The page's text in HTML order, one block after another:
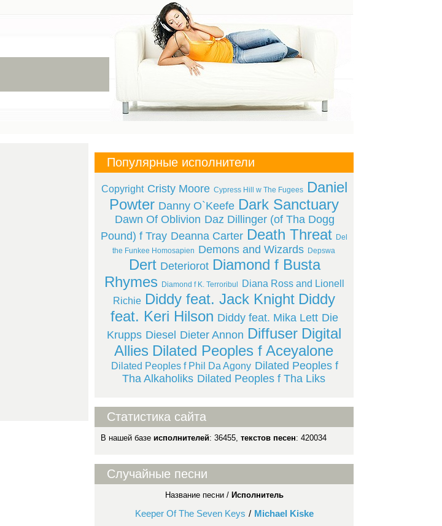
Популярные исполнители
Copyright Cristy Moore Cypress Hill w The Fugees Daniel
Powter Danny O`Keefe Dark Sanctuary
Dawn Of Oblivion Daz Dillinger (of Tha Dogg
Pound) f Tray Deanna Carter Death Threat Del
the Funkee Homosapien Demons and Wizards Depswa
Dert Deteriorot Diamond f Busta
Rhymes
Diamond f K. Terroribul
Diana Ross and Lionell
Richie Diddy feat. Jack Knight Diddy
feat. Keri Hilson Diddy feat. Mika Lett Die
Krupps Diesel Dieter Annon Diffuser Digital
Allies Dilated Peoples f Aceyalone
Dilated Peoples f Phil Da Agony Dilated Peoples f
Tha Alkaholiks Dilated Peoples f Tha Liks
Статистика сайта
В нашей базе исполнителей: 36455, текстов песен: 420034
Случайные песни
Название песни / Исполнитель
Keeper Of The Seven Keys / Michael Kiske